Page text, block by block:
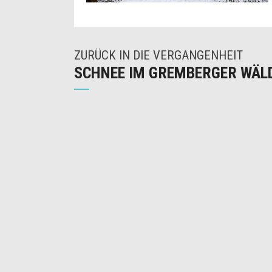
ZURÜCK IN DIE VERGANGENHEIT
SCHNEE IM GREMBERGER